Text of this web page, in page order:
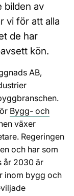
bilden av
vi för att alla
de har
kön.
AB,
Bygg- och
växer
Regeringen
och har som
år 2030 är
inom bygg och